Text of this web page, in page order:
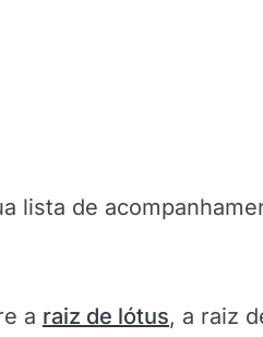
lista de
a raiz de lótus, a raiz